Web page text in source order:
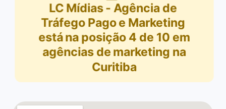
LC Mídias - Agência de
Tráfego Pago e Marketing
está na posição 4 de 10 em
agências de marketing na
Curitiba